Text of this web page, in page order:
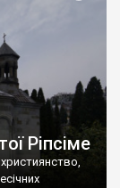
Ріпсіме